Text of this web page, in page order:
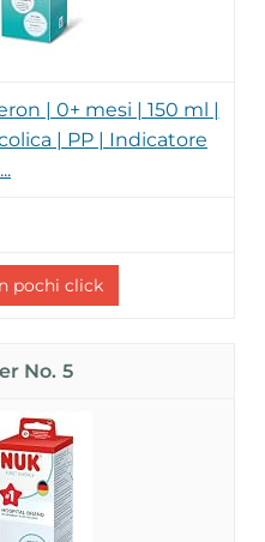
| 0+ mesi | 150 ml |
| PP | Indicatore
pochi click
5